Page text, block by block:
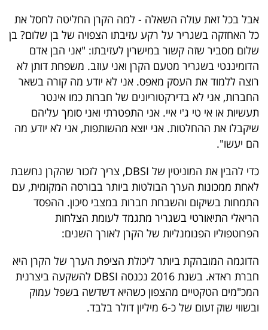
אבל בכל זאת עולה השאלה - למה הקרן החליטה לחסל את
כל האחזקה בשגריר על רקע עזיבתו הצפויה של בן שלום? בן
שלום מסביר שזה קשור במישרין לעזיבתו: "אני הבן אדם
הדומיננטי בשגריר מטעם הקרן ואני עוזב. משפחת דותן לא
רוצה ללמוד את העסק מאפס. אני לא יודע מה קורה בשאר
החברות, אני לא בדירקטוריונים של חברות כמו אינטר
תעשיות או אי טי ג'י איי. אני התפטרתי ואני סומך עליהם
שיקבלו את ההחלטות. אני יוצא מהשותפות, אני לא יודע מה
הם יעשו".
כדי להבין את המוניטין של DBSI, צריך לזכור שהקרן נחשבת
לאחת ממכונות הערך הבולטות ביותר בבורסה המקומית, עם
התמחות בשיקום והשבחת חברות במצבי סיכון. ההפסד
הריאלי התיאורטי בשגריר מתגמד לעומת הצלחות
הפרוטפוליו הפנומנליות של הקרן לאורך השנים:
הדוגמה המובהקת ביותר ליכולת הציפת הערך של הקרן היא
חברת ראדא. בשנת 2016 נכנסה DBSI להשקעה ביצרנית
המכ"מים הטקטיים מהצפון כשהיא דשדשה בשפל עמוק
ובשווי שוק זעום של כ-6 מיליון דולר בלבד.